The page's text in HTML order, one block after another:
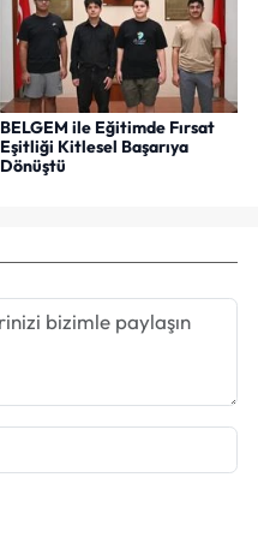
BELGEM ile Eğitimde Fırsat
Eşitliği Kitlesel Başarıya
Dönüştü